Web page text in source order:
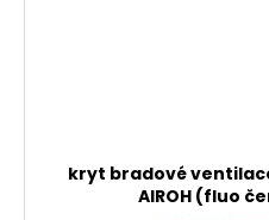
kryt bradové
AIROH (fluo